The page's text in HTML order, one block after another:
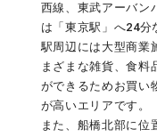
西線、東武アーバン
は「東京駅」へ24分
駅周辺には大型商業
まざまな雑貨、食料
ができるためお買い
が高いエリアです。
また、船橋北部に位